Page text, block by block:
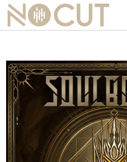
Artists –
News